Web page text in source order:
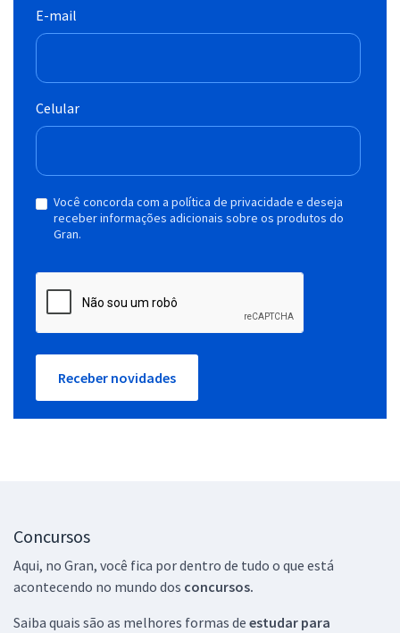
E-mail
Celular
Você concorda com a política de privacidade e deseja
receber informações adicionais sobre os produtos do
Gran.
Receber novidades
Concursos
Aqui, no Gran, você fica por dentro de tudo o que está
acontecendo no mundo dos concursos.
Saiba quais são as melhores formas de estudar para